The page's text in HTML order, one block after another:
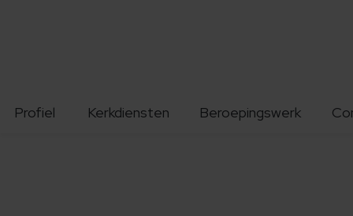
Profiel Kerkdiensten Beroepingswerk